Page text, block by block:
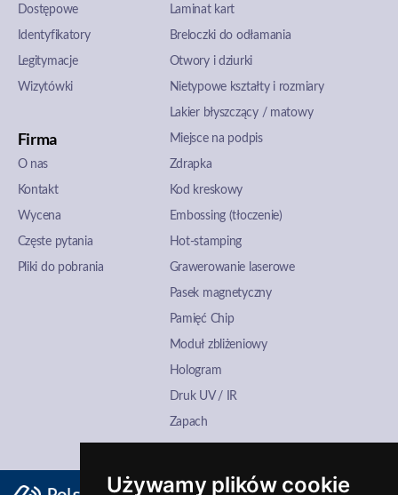
Używamy plików cookie
Dostępowe
Identyfikatory
Legitymacje
Wizytówki
Firma
O nas
Kontakt
Wycena
Częste pytania
Pliki do pobrania
Laminat kart
Breloczki do odłamania
Otwory i dziurki
Nietypowe kształty i rozmiary
Lakier błyszczący / matowy
Miejsce na podpis
Zdrapka
Kod kreskowy
Embossing (tłoczenie)
Hot-stamping
Grawerowanie laserowe
Pasek magnetyczny
Pamięć Chip
Moduł zbliżeniowy
Hologram
Druk UV / IR
Zapach
Dane rejestrowe: